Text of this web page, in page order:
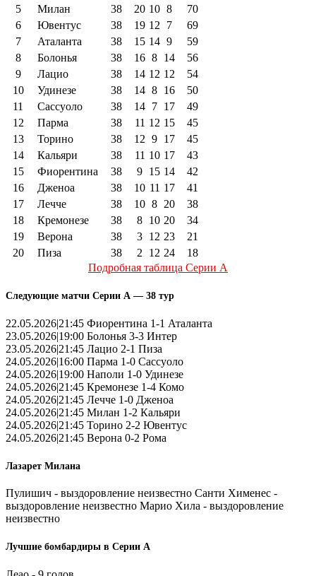
5 Милан 38 20 10 8
70
6
Ювентус 38 19 12 7
69
7
Аталанта 38 15 14 9
59
8
Болонья 38 16 8 14
56
9
Лацио 38 14 12 12
54
10
Удинезе 38 14 8 16
50
11
Сассуоло 38 14 7 17
49
12
Парма 38 11 12 15
45
13
Торино 38 12 9 17
45
14
Кальяри 38 11 10 17
43
15
Фиорентина 38 9 15 14
42
16
Дженоа 38 10 11 17
41
17
Лечче 38 10 8 20
38
18
Кремонезе 38 8 10 20
34
19
Верона 38 3 12 23
21
20
Пиза 38 2 12 24
18
Подробная таблица Серии А
Следующие матчи Серии А — 38 тур
22.05.2026|21:45 Фиорентина 1-1 Аталанта
23.05.2026|19:00 Болонья 3-3 Интер
23.05.2026|21:45 Лацио 2-1 Пиза
24.05.2026|16:00 Парма 1-0 Сассуоло
24.05.2026|19:00 Наполи 1-0 Удинезе
24.05.2026|21:45 Кремонезе 1-4 Комо
24.05.2026|21:45 Лечче 1-0 Дженоа
24.05.2026|21:45 Милан 1-2 Кальяри
24.05.2026|21:45 Торино 2-2 Ювентус
24.05.2026|21:45 Верона 0-2 Рома
Лазарет Милана
Пулишич - выздоровление неизвестно Санти Хименес -
выздоровление неизвестно Марио Хила - выздоровление
неизвестно
Лучшие бомбардиры в Серии А